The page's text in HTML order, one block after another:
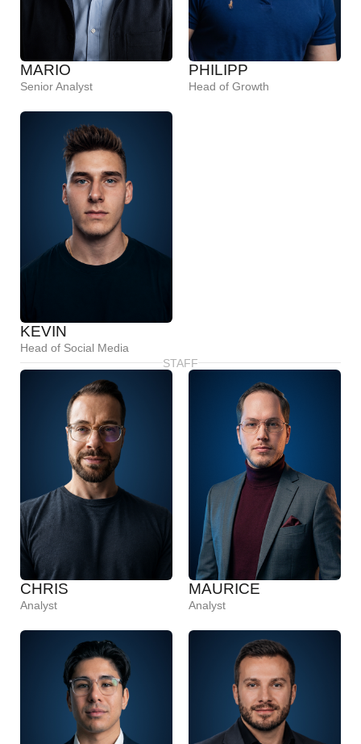
MARIO
Senior Analyst
PHILIPP
Head of Growth
KEVIN
Head of Social Media
STAFF
CHRIS
Analyst
MAURICE
Analyst